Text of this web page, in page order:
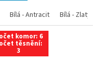
Bílá - Tmavý dub Bílá -
Bílá - Antracit Bílá - Zlatý
komor: 6
těsnění:
3